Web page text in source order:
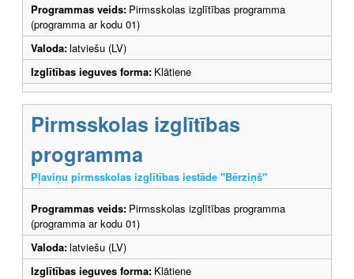
Programmas veids: Pirmsskolas izglītības programma
(programma ar kodu 01)
Valoda:latviešu (LV)
Izglītības ieguves forma: Klātiene
Pirmsskolas izglītības
programma
Pļaviņu pirmsskolas izglītības iestāde "Bērziņš"
Programmas veids: Pirmsskolas izglītības programma
(programma ar kodu 01)
Valoda:latviešu (LV)
Izglītības ieguves forma: Klātiene